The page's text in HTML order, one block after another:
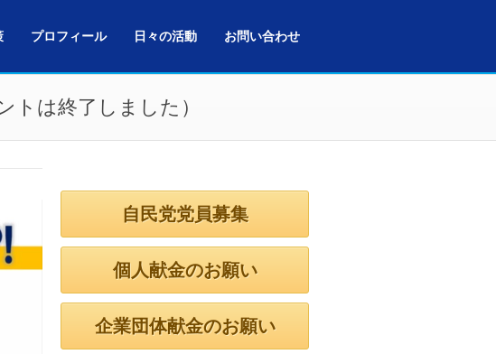
プロフィール 日々の活動 お問い合わせ
は終了しました）
自民党党員募集
個人献金のお願い
企業団体献金のお願い